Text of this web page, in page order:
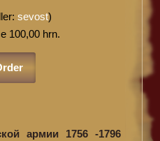
sevost)
100,00 hrn.